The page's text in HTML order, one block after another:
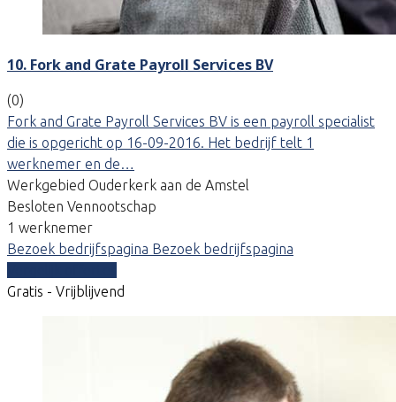
10. Fork and Grate Payroll Services BV
(0)
Fork and Grate Payroll Services BV is een payroll specialist
die is opgericht op 16-09-2016. Het bedrijf telt 1
werknemer en de…
Werkgebied Ouderkerk aan de Amstel
Besloten Vennootschap
1 werknemer
Bezoek bedrijfspagina Bezoek bedrijfspagina
Gratis - Vrijblijvend